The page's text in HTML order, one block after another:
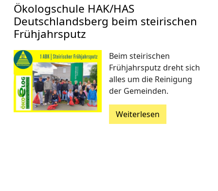
Ökologschule HAK/HAS
Deutschlandsberg beim steirischen
Frühjahrsputz
Beim steirischen
Frühjahrsputz dreht sich
alles um die Reinigung
der Gemeinden.
Weiterlesen